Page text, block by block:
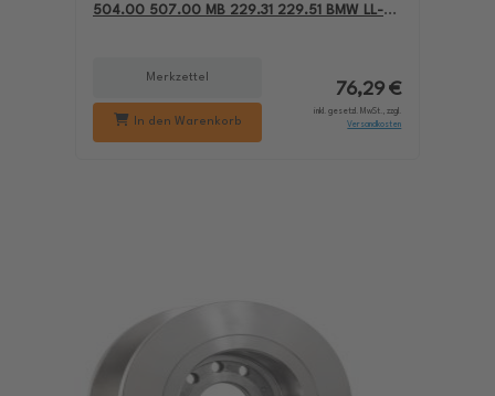
504.00 507.00 MB 229.31 229.51 BMW LL-04
Merkzettel
In den Warenkorb
76,29 €
inkl. gesetzl. MwSt., zzgl.
Versandkosten